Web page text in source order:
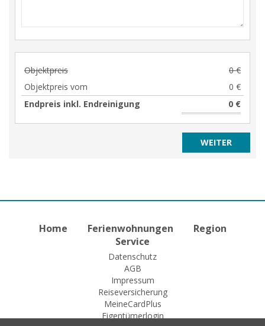
Objektpreis
0 €
Objektpreis vom
0 €
Endpreis inkl. Endreinigung
0 €
Home Ferienwohnungen
Region
Service
Datenschutz
AGB
Impressum
Reiseversicherung
MeineCardPlus
Eigentümerlogin